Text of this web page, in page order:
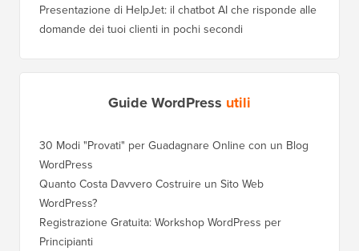
Presentazione di HelpJet: il chatbot AI che risponde alle
domande dei tuoi clienti in pochi secondi
Guide WordPress utili
30 Modi "Provati" per Guadagnare Online con un Blog
WordPress
Quanto Costa Davvero Costruire un Sito Web
WordPress?
Registrazione Gratuita: Workshop WordPress per
Principianti